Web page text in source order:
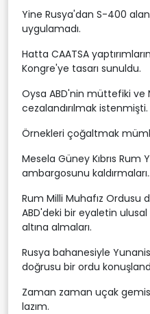
Yine Rusya'dan S-400
uygulamadı.
Hatta CAATSA
Kongre'ye tasarı sunuldu.
Oysa ABD'nin müttefiki ve
cezalandırılmak istenmişti.
Örnekleri çoğaltmak
Mesela Güney Kıbrıs Rum
ambargosunu
Rum Milli Muhafız Ordusu
ABD'deki bir eyaletin ulusal
altına almaları.
Rusya bahanesiyle
doğrusu bir ordu
Zaman zaman uçak
lazım.